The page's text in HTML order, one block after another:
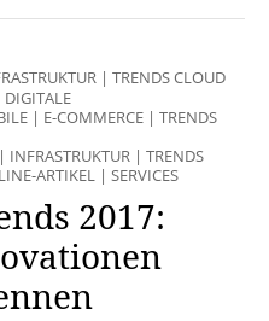
| TRENDS CLOUD
DIGITALE
| E-COMMERCE | TRENDS
| INFRASTRUKTUR | TRENDS
ARTIKEL | SERVICES
2017: